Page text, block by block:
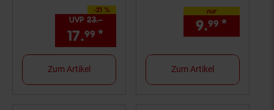
-21 %
Sie Sparen 21 Prozent,
UVP23.–UVP : 23,–€
17.99 * Aktueller Preis: 17,99€
Zum Artikel
nur
9.99 *
Zum Artikel